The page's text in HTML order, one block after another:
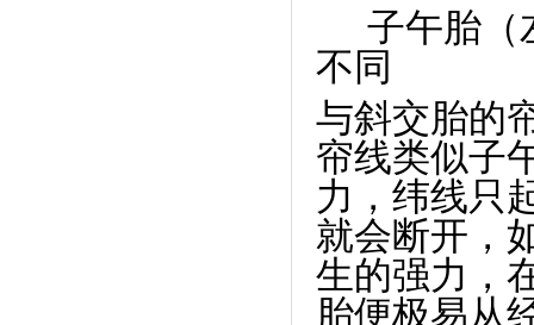
子午胎（
不同
与斜交胎的
帘线类似子
力，纬线只
就会断开，
生的强力，
胎便极易从